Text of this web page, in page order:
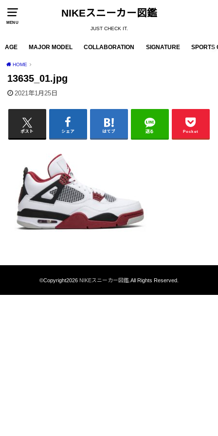
MENU
NIKEスニーカー図鑑
JUST CHECK IT.
AGE MAJOR MODEL COLLABORATION SIGNATURE SPORTS
HOME
13635_01.jpg
2021年1月25日
ポスト シェア はてブ 送る Pocket
©Copyright2026 NIKEスニーカー図鑑.All Rights Reserved.